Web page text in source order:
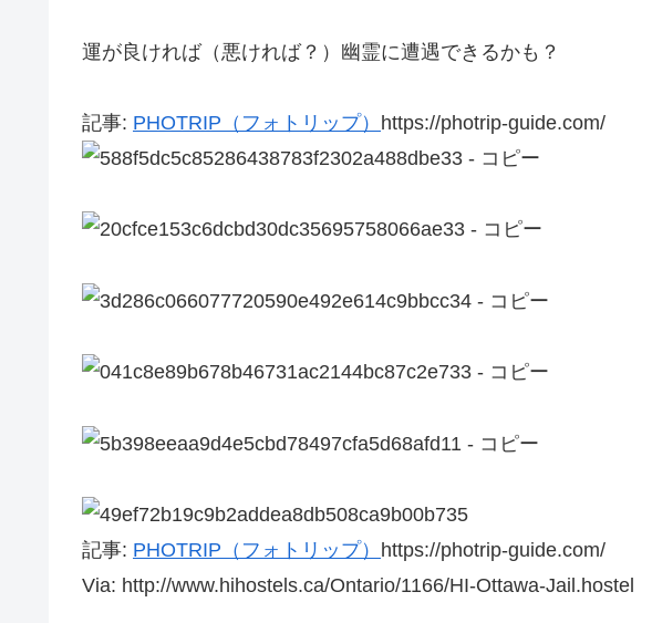
運が良ければ（悪ければ？）幽霊に遭遇できるかも？
記事: PHOTRIP（フォトリップ） https://photrip-guide.com/
記事: PHOTRIP（フォトリップ） https://photrip-guide.com/
Via: http://www.hihostels.ca/Ontario/1166/HI-Ottawa-Jail.hostel